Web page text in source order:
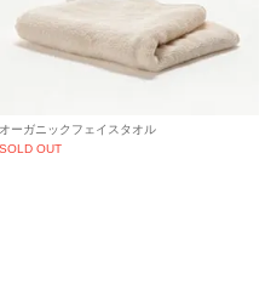
オーガニックフェイスタオル
SOLD OUT